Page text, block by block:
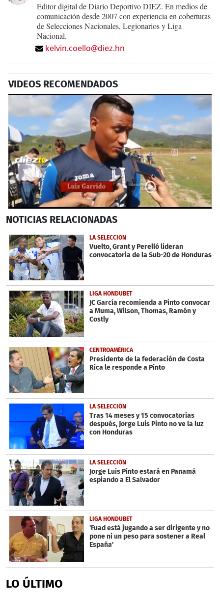
Editor digital de Diario Deportivo DIEZ. En medios de
comunicación desde 2007 con experiencia en coberturas
de Selecciones Nacionales, Legionarios y Liga
Nacional.
kelvin.coello@diez.hn
VIDEOS RECOMENDADOS
seconds
29
seconds
NOTICIAS RELACIONADAS
LA SELECCIÓN
Vuelto, Grant y Perelló lideran
convocatoria de la Sub-20 de Honduras
LIGA HONDUBET
JC García recomienda a Pinto convocar
a Muma, Wilson, Thomas, Ramón y
Costly
CENTROAMÉRICA
Presidente de la federación de Costa
Rica le responde a Pinto
LA SELECCIÓN
Tras 14 meses y 15 convocatorias
después, Jorge Luis Pinto no ve la luz
con Honduras
LA SELECCIÓN
Jorge Luis Pinto estará en Panamá
espiando a El Salvador
LIGA HONDUBET
'Fuad está jugando a ser dirigente y no
pone ni un peso para sostener a Real
España'
LO ÚLTIMO